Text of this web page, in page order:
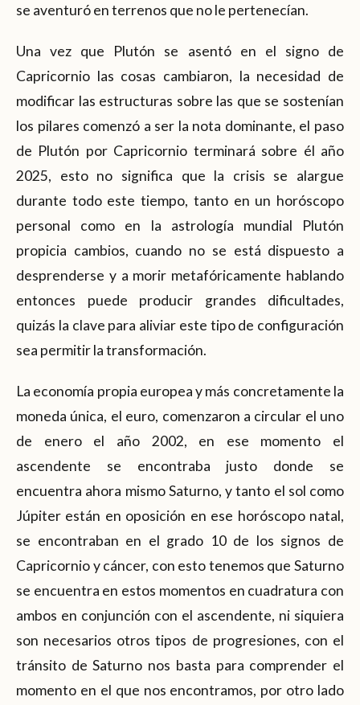
se aventuró en terrenos que no le pertenecían.
Una vez que Plutón se asentó en el signo de
Capricornio las cosas cambiaron, la necesidad de
modificar las estructuras sobre las que se sostenían
los pilares comenzó a ser la nota dominante, el paso
de Plutón por Capricornio terminará sobre él año
2025, esto no significa que la crisis se alargue
durante todo este tiempo, tanto en un horóscopo
personal como en la astrología mundial Plutón
propicia cambios, cuando no se está dispuesto a
desprenderse y a morir metafóricamente hablando
entonces puede producir grandes dificultades,
quizás la clave para aliviar este tipo de configuración
sea permitir la transformación.
La economía propia europea y más concretamente la
moneda única, el euro, comenzaron a circular el uno
de enero el año 2002, en ese momento el
ascendente se encontraba justo donde se
encuentra ahora mismo Saturno, y tanto el sol como
Júpiter están en oposición en ese horóscopo natal,
se encontraban en el grado 10 de los signos de
Capricornio y cáncer, con esto tenemos que Saturno
se encuentra en estos momentos en cuadratura con
ambos en conjunción con el ascendente, ni siquiera
son necesarios otros tipos de progresiones, con el
tránsito de Saturno nos basta para comprender el
momento en el que nos encontramos, por otro lado